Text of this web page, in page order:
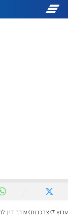
ערוץ 7 צרכנות עורך דין